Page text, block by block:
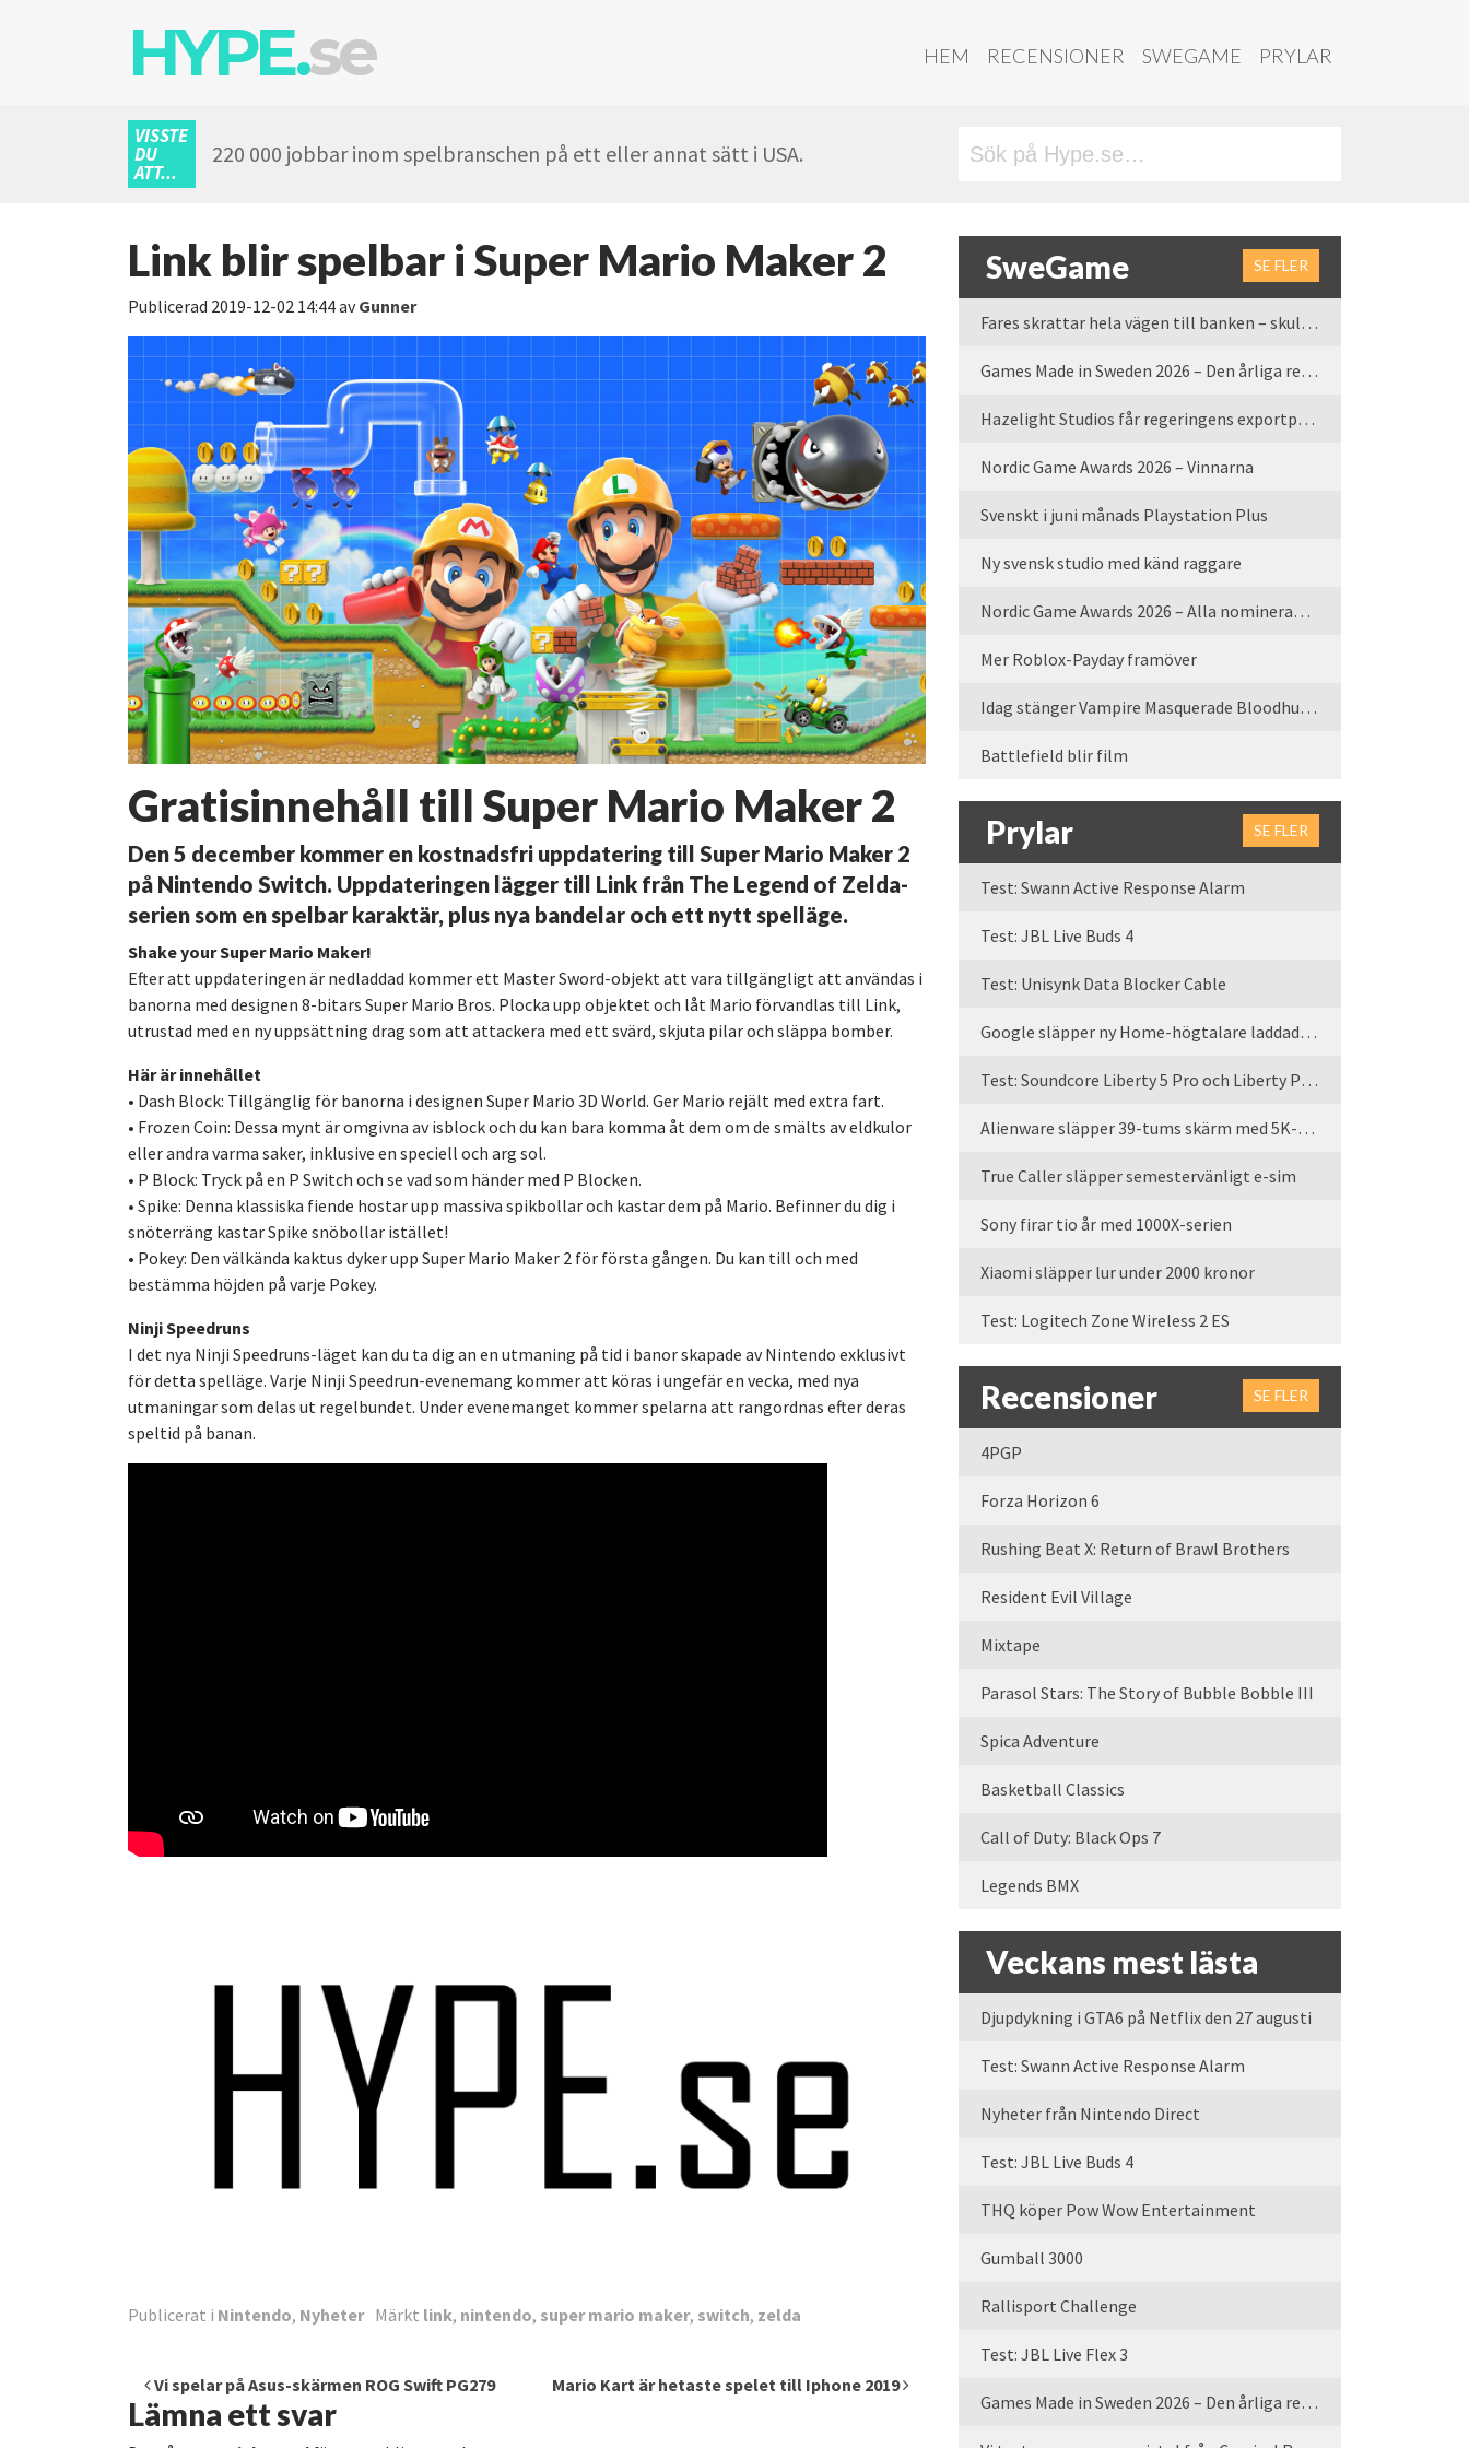
HYPE.se HEM RECENSIONER SWEGAME PRYLAR
VISSTE
DU
ATT...
220 000 jobbar inom spelbranschen på ett eller annat sätt i USA.
Link blir spelbar i Super Mario Maker 2
Publicerad 2019-12-02 14:44avGunner
Gratisinnehåll till Super Mario Maker 2
Den 5 december kommer en kostnadsfri uppdatering till Super Mario Maker 2
på Nintendo Switch. Uppdateringen lägger till Link från The Legend of Zelda-
serien som en spelbar karaktär, plus nya bandelar och ett nytt spelläge.
Shake your Super Mario Maker!
Efter att uppdateringen är nedladdad kommer ett Master Sword-objekt att vara tillgängligt att användas i
banorna med designen 8-bitars Super Mario Bros. Plocka upp objektet och låt Mario förvandlas till Link,
utrustad med en ny uppsättning drag som att attackera med ett svärd, skjuta pilar och släppa bomber.
Här är innehållet
• Dash Block: Tillgänglig för banorna i designen Super Mario 3D World. Ger Mario rejält med extra fart.
• Frozen Coin: Dessa mynt är omgivna av isblock och du kan bara komma åt dem om de smälts av eldkulor
eller andra varma saker, inklusive en speciell och arg sol.
• P Block: Tryck på en P Switch och se vad som händer med P Blocken.
• Spike: Denna klassiska fiende hostar upp massiva spikbollar och kastar dem på Mario. Befinner du dig i
snöterräng kastar Spike snöbollar istället!
• Pokey: Den välkända kaktus dyker upp Super Mario Maker 2 för första gången. Du kan till och med
bestämma höjden på varje Pokey.
Ninji Speedruns
I det nya Ninji Speedruns-läget kan du ta dig an en utmaning på tid i banor skapade av Nintendo exklusivt
för detta spelläge. Varje Ninji Speedrun-evenemang kommer att köras i ungefär en vecka, med nya
utmaningar som delas ut regelbundet. Under evenemanget kommer spelarna att rangordnas efter deras
speltid på banan.
Publicerat i Nintendo, Nyheter Märkt link, nintendo, super mario maker, switch, zelda
Inläggsnavigering
Vi spelar på Asus-skärmen ROG Swift PG279 Mario Kart är hetaste spelet till Iphone 2019
Lämna ett svar
SweGame SE FLER
Fares skrattar hela vägen till banken – skulle vi tro
Games Made in Sweden 2026 – Den årliga rean är tillbaka
Hazelight Studios får regeringens exportpris 2025
Nordic Game Awards 2026 – Vinnarna
Svenskt i juni månads Playstation Plus
Ny svensk studio med känd raggare
Nordic Game Awards 2026 – Alla nominerade spel
Mer Roblox-Payday framöver
Idag stänger Vampire Masquerade Bloodhunt servrarna
Battlefield blir film
Prylar SE FLER
Test: Swann Active Response Alarm
Test: JBL Live Buds 4
Test: Unisynk Data Blocker Cable
Google släpper ny Home-högtalare laddad med Gemini
Test: Soundcore Liberty 5 Pro och Liberty Pro Max
Alienware släpper 39-tums skärm med 5K-upplösning
True Caller släpper semestervänligt e-sim
Sony firar tio år med 1000X-serien
Xiaomi släpper lur under 2000 kronor
Test: Logitech Zone Wireless 2 ES
Recensioner SE FLER
4PGP
Forza Horizon 6
Rushing Beat X: Return of Brawl Brothers
Resident Evil Village
Mixtape
Parasol Stars: The Story of Bubble Bobble III
Spica Adventure
Basketball Classics
Call of Duty: Black Ops 7
Legends BMX
Veckans mest lästa
Djupdykning i GTA6 på Netflix den 27 augusti
Test: Swann Active Response Alarm
Nyheter från Nintendo Direct
Test: JBL Live Buds 4
THQ köper Pow Wow Entertainment
Gumball 3000
Rallisport Challenge
Test: JBL Live Flex 3
Games Made in Sweden 2026 – Den årliga rean är tillbaka